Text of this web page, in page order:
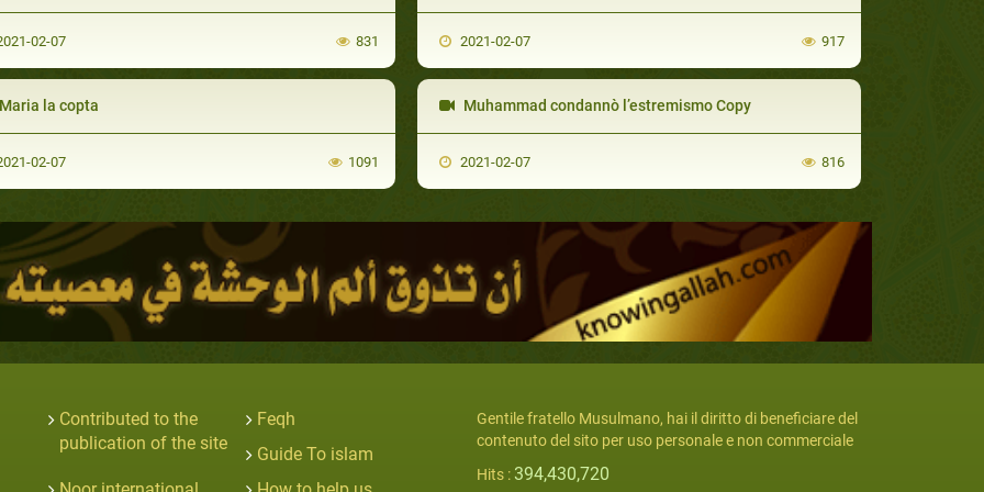
02-07 831 2021-02-07 917
la copta
02-07 1091
Muhammad condannò l’estremismo Copy
2021-02-07 816
Contributed to the
publication of the site
Feqh
Guide To islam
Gentile fratello Musulmano, hai il diritto di beneficiare del
contenuto del sito per uso personale e non commerciale
Hits : 394,430,720